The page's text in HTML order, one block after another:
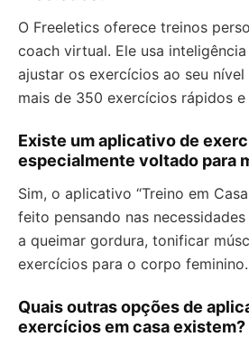
O Freeletics oferece treinos
coach virtual. Ele usa
ajustar os exercícios ao seu nível
mais de 350 exercícios rápidos e
Existe um aplicativo de
especialmente voltado para
Sim, o aplicativo “Treino em
feito pensando nas
a queimar gordura, tonificar
exercícios para o corpo feminino.
Quais outras opções de
exercícios em casa existem?